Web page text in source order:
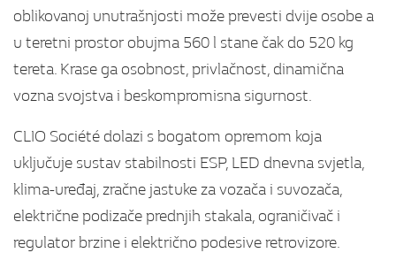
oblikovanoj unutrašnjosti može prevesti dvije osobe a
u teretni prostor obujma 560 l stane čak do 520 kg
tereta. Krase ga osobnost, privlačnost, dinamična
vozna svojstva i beskompromisna sigurnost.
CLIO Société dolazi s bogatom opremom koja
uključuje sustav stabilnosti ESP, LED dnevna svjetla,
klima-uređaj, zračne jastuke za vozača i suvozača,
električne podizače prednjih stakala, ograničivač i
regulator brzine i električno podesive retrovizore.